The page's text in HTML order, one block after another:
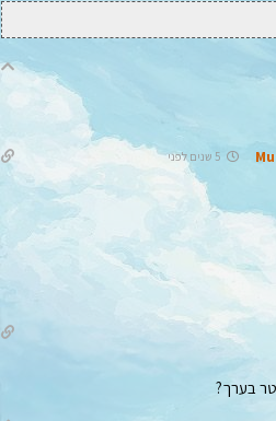
5 שנים לפני
בערך?